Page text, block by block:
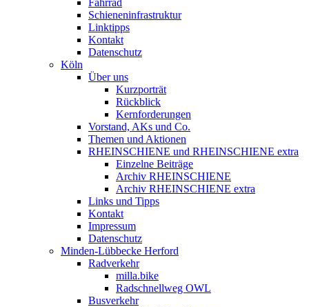
Fahrrad
Schieneninfrastruktur
Linktipps
Kontakt
Datenschutz
Köln
Über uns
Kurzporträt
Rückblick
Kernforderungen
Vorstand, AKs und Co.
Themen und Aktionen
RHEINSCHIENE und RHEINSCHIENE extra
Einzelne Beiträge
Archiv RHEINSCHIENE
Archiv RHEINSCHIENE extra
Links und Tipps
Kontakt
Impressum
Datenschutz
Minden-Lübbecke Herford
Radverkehr
milla.bike
Radschnellweg OWL
Busverkehr